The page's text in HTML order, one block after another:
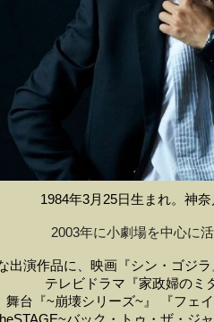
1984年3月25日生まれ。 神奈
2003年に小劇場を中心に
出演作品に、映画『シン・ゴジラ
テレビドラマ『家政婦のミ
舞台『~崩壊シリーズ~』 『フェイ
バック・トゥ・ザ・ジ